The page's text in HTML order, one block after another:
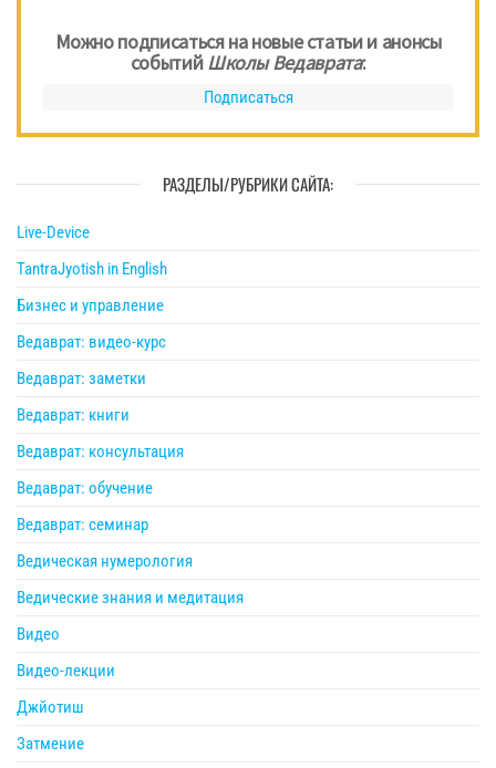
Можно подписаться на новые статьи и анонсы
событийШколы Ведаврата:
Подписаться
РАЗДЕЛЫ/РУБРИКИ САЙТА:
Live-Device
TantraJyotish in English
Бизнес и управление
Ведаврат: видео-курс
Ведаврат: заметки
Ведаврат: книги
Ведаврат: консультация
Ведаврат: обучение
Ведаврат: семинар
Ведическая нумерология
Ведические знания и медитация
Видео
Видео-лекции
Джйотиш
Затмение